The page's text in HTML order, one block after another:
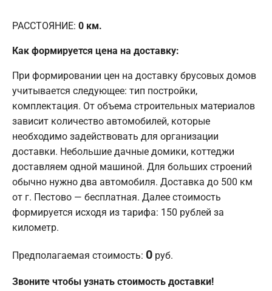
РАССТОЯНИЕ: 0 км.
Как формируется цена на доставку:
При формировании цен на доставку брусовых домов
учитывается следующее: тип постройки,
комплектация. От объема строительных материалов
зависит количество автомобилей, которые
необходимо задействовать для организации
доставки. Небольшие дачные домики, коттеджи
доставляем одной машиной. Для больших строений
обычно нужно два автомобиля. Доставка до 500 км
от г. Пестово — бесплатная. Далее стоимость
формируется исходя из тарифа: 150 рублей за
километр.
Предполагаемая стоимость: 0 руб.
Звоните чтобы узнать стоимость доставки!